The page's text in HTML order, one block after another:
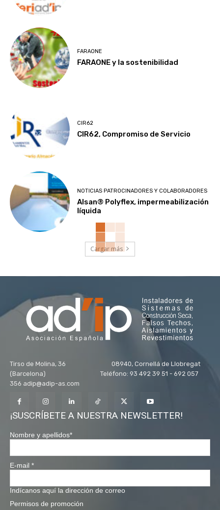
FARAONE
FARAONE y la sostenibilidad
CIR62
CIR62, Compromiso de Servicio
NOTICIAS PATROCINADORES Y COLABORADORES
Alsan® Polyflex, impermeabilización
líquida
Cargar más
Tirso de Molina, 36 08940, Cornellá de Llobregat
(Barcelona) Teléfono: 93 492 39 51 - 692 057
356 adip@adip-as.com
¡SUSCRÍBETE A NUESTRA NEWSLETTER!
Nombre y apellidos*
E-mail *
Indícanos aquí la dirección de correo
Permisos de promoción